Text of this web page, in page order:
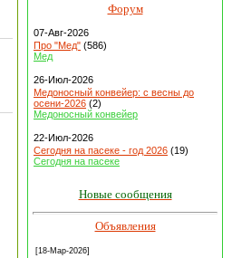
Форум
07-Авг-2026
Про "Мед" (586)
Мед
26-Июл-2026
Медоносный конвейер: с весны до
осени-2026 (2)
Медоносный конвейер
22-Июл-2026
Сегодня на пасеке - год 2026 (19)
Сегодня на пасеке
Новые сообщения
Объявления
[18-Мар-2026]